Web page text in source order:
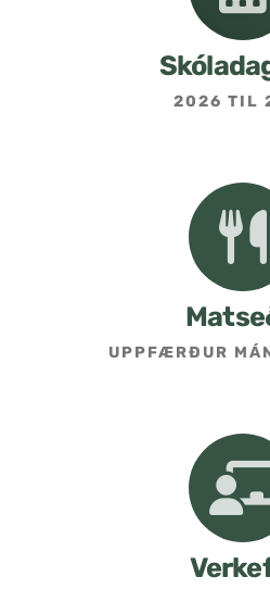
2026 TIL
UPPFÆRÐUR
Áætlanir og stefnur